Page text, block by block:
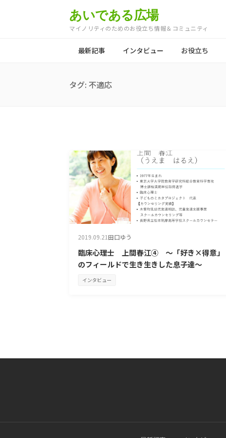
あいである広場
マイノリティのためのお役立ち情報＆コミュニティ
最新記事 インタビュー お役立ち
タグ: 不適応
2019.09.21田口ゆう
臨床心理士 上間春江④ ～「好き×得意」
のフィールドで生き生きした息子達～
インタビュー